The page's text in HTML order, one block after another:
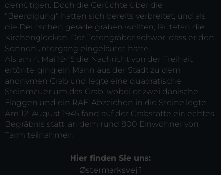
demütigen. Doch die Gerüchte über die
"Beerdigung" hatten sich bereits verbreitet, und als
die Deutschen gerade graben wollten, läuteten die
Kirchenglocken. Der Totengräber schwor, dass er den
Sonnenuntergang eingeläutet hatte...
Als am 4. Mai 1945 die Nachricht von der Freiheit
ertönte, ging ein Mann aus der Stadt zu dem
anonymen Grab und legte eine quadratische
Steinmauer um das Grab, wobei er zwei dänische
Flaggen und ein RAF-Abzeichen in die Steine legte.
Am 12. August 1945 fand auf der Grabstätte ein echtes
Begräbnis statt, an dem rund 800 Einwohner von
Tarm teilnahmen.
Hier finden Sie uns:
Østermarksvej 1